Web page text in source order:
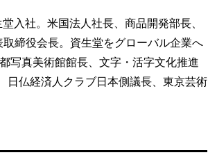
入社。米国法人社長、商品開発部長、
締役会長。資生堂をグローバル企業へ
写真美術館館長、文字・活字文化推進
日仏経済人クラブ日本側議長、東京芸術